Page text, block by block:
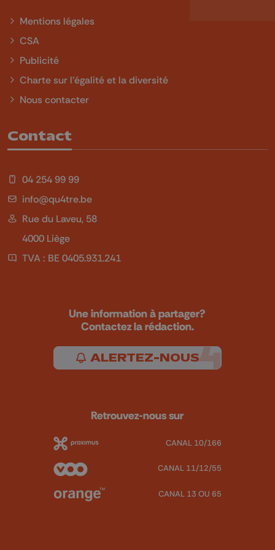
Mentions légales
CSA
Publicité
Charte sur l'égalité et la diversité
Nous contacter
Contact
04 254 99 99
info@qu4tre.be
Rue du Laveu, 58
4000 Liège
TVA : BE 0405.931.241
Une information à partager?
Contactez la rédaction.
ALERTEZ-NOUS
Retrouvez-nous sur
CANAL 10/166
CANAL 11/12/55
CANAL 13 OU 65